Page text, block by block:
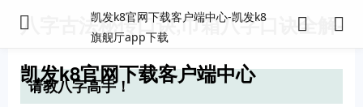
凯发k8官网下载客户端中心-凯发k8
旗舰厅app下载
八字古法秘传口诀,巾箱八字口诀全解-
凯发k8官网下载客户端中心
请教八字高手！